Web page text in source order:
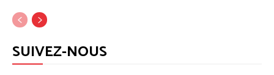
SUIVEZ-NOUS